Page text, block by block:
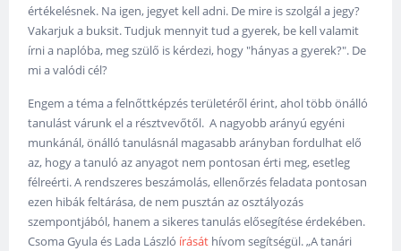
értékelésnek. Na igen, jegyet kell adni. De mire is szolgál a jegy?
Vakarjuk a buksit. Tudjuk mennyit tud a gyerek, be kell valamit
írni a naplóba, meg szülő is kérdezi, hogy "hányas a gyerek?". De
mi a valódi cél?
Engem a téma a felnőttképzés területéről érint, ahol több önálló
tanulást várunk el a résztvevőtől. A nagyobb arányú egyéni
munkánál, önálló tanulásnál magasabb arányban fordulhat elő
az, hogy a tanuló az anyagot nem pontosan érti meg, esetleg
félreérti. A rendszeres beszámolás, ellenőrzés feladata pontosan
ezen hibák feltárása, de nem pusztán az osztályozás
szempontjából, hanem a sikeres tanulás elősegítése érdekében.
Csoma Gyula és Lada László írását hívom segítségül. „A tanári